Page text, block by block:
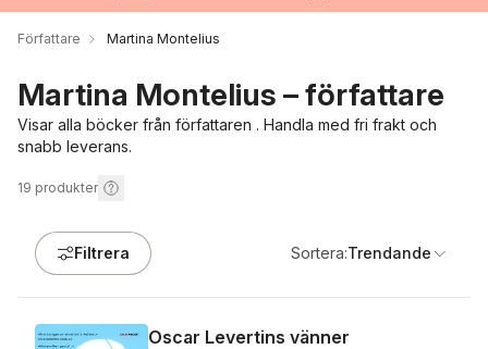
Författare Martina Montelius
Martina Montelius – författare
Visar alla böcker från författaren . Handla med fri frakt och
snabb leverans.
19 produkter
Filtrera Sortera:Trendande
Oscar Levertins vänner